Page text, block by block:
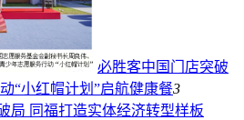
必胜客中国门店突破
“小红帽计划”启航健康餐3
局 同福打造实体经济转型样板